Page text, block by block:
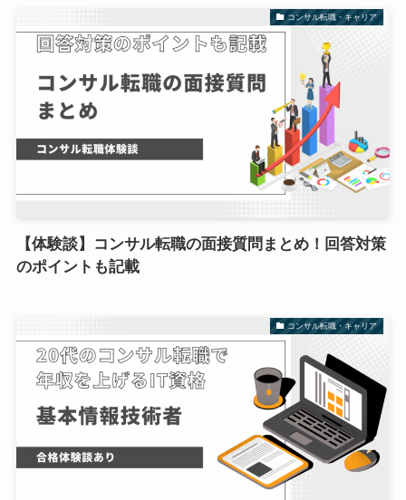
コンサル転職・キャリア
【体験談】コンサル転職の面接質問まとめ！回答対策
のポイントも記載
コンサル転職・キャリア